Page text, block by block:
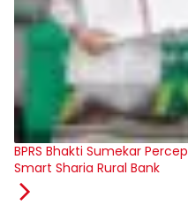
BPRS Bhakti Sumekar
Smart Sharia Rural Bank